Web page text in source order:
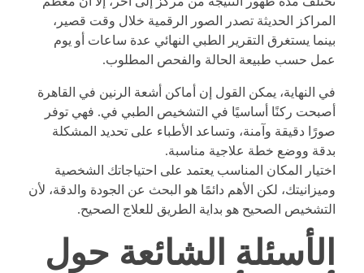
المراكز الحديثة تصدر الصور الرقمية خلال وقت قصير،
بينما يستغرق التقرير الطبي النهائي عدة ساعات أو يوم
عمل حسب طبيعة الحالة والفحص المطلوب.
في النهاية، يمكن القول إن أماكن أشعة الرنين في القاهرة
أصبحت ركنًا أساسيًا في التشخيص الطبي في. فهي توفر
صورًا دقيقة وآمنة، وتساعد الأطباء على تحديد المشكلة
بدقة ووضع خطة علاجية مناسبة.
اختيار المكان المناسب يعتمد على احتياجاتك الشخصية
وميزانيتك، لكن الأهم دائمًا هو البحث عن الجودة والدقة، لأن
التشخيص الصحيح هو بداية الطريق للعلاج الصحيح.
الأسئلة الشائعة حول